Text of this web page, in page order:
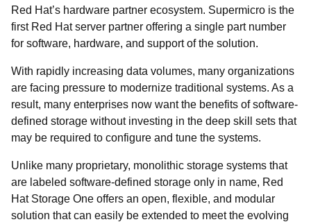
Red Hat’s hardware partner ecosystem. Supermicro is the
first Red Hat server partner offering a single part number
for software, hardware, and support of the solution.
With rapidly increasing data volumes, many organizations
are facing pressure to modernize traditional systems. As a
result, many enterprises now want the benefits of software-
defined storage without investing in the deep skill sets that
may be required to configure and tune the systems.
Unlike many proprietary, monolithic storage systems that
are labeled software-defined storage only in name, Red
Hat Storage One offers an open, flexible, and modular
solution that can easily be extended to meet the evolving